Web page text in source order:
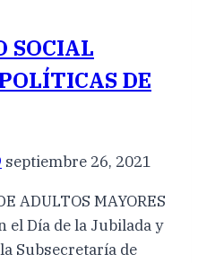
SOCIAL
DE
septiembre 26, 2021
ADULTOS MAYORES
el Día de la Jubilada y
Subsecretaría de